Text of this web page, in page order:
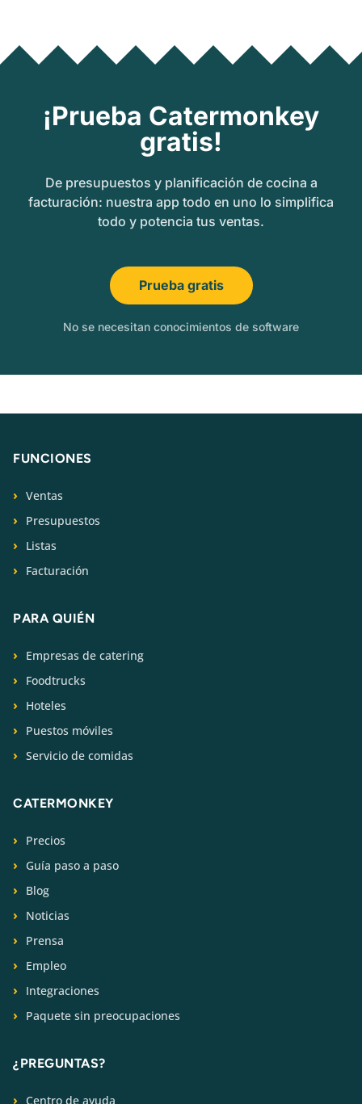
¡Prueba Catermonkey
gratis!
De presupuestos y planificación de cocina a
facturación: nuestra app todo en uno lo simplifica
todo y potencia tus ventas.
Prueba gratis
No se necesitan conocimientos de software
FUNCIONES
Ventas
Presupuestos
Listas
Facturación
PARA QUIÉN
Empresas de catering
Foodtrucks
Hoteles
Puestos móviles
Servicio de comidas
CATERMONKEY
Precios
Guía paso a paso
Blog
Noticias
Prensa
Empleo
Integraciones
Paquete sin preocupaciones
¿PREGUNTAS?
Centro de ayuda